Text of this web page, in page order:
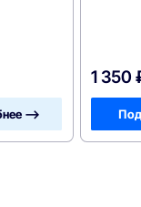
—>
1 350